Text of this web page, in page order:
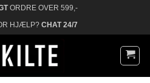
ORDRE OVER 599,-
HJÆLP? CHAT 24/7